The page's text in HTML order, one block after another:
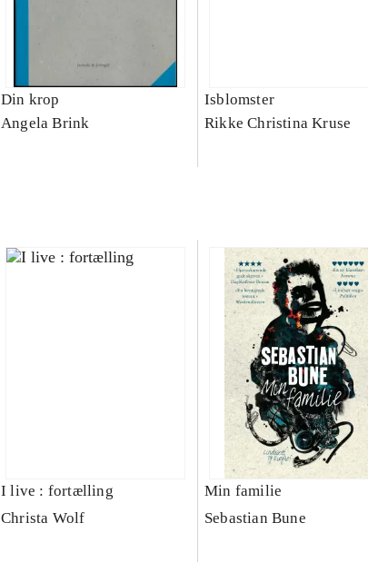
Din krop
Angela Brink
Isblomster
Rikke Christina Kruse
I live : fortælling
Christa Wolf
Min familie
Sebastian Bune